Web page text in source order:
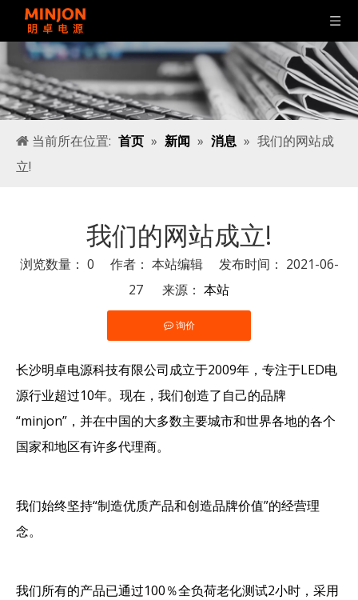
当前所在位置: 首页 » 新闻 » 消息 » 我们的网站成
立!
我们的网站成立!
浏览数量： 0 作者： 本站编辑 发布时间： 2021-06-
27 来源： 本站
询价
长沙明卓电源科技有限公司成立于2009年，专注于LED电
源行业超过10年。现在，我们创造了自己的品牌
“minjon”，并在中国的大多数主要城市和世界各地的各个
国家和地区有许多代理商。
我们始终坚持“制造优质产品和创造品牌价值”的经营理
念。
我们所有的产品已通过100％全负荷老化测试2小时，采用